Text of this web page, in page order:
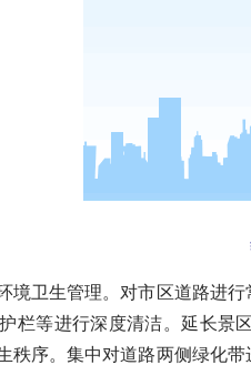
维
卫生管理。对市区道路进行
栏等进行深度清洁。延长景
秩序。集中对道路两侧绿化